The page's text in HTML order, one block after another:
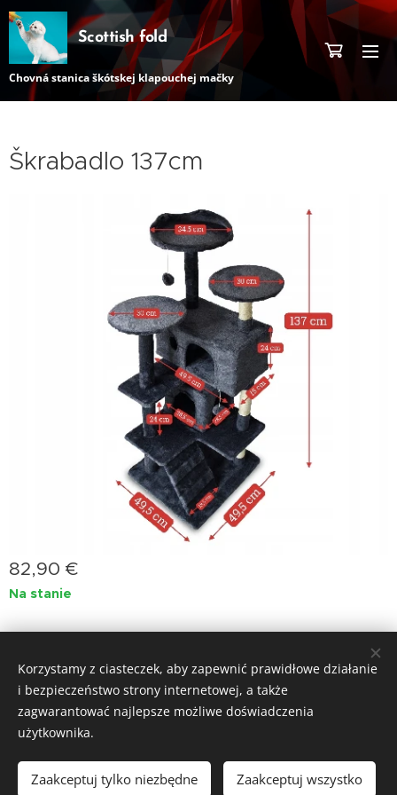
Scottish fold
Chovná stanica škótskej klapouchej mačky
Škrabadlo 137cm
82,90 €
Na stanie
Włóż do koszyka
jasminprincess Ciasteczka
Języki
Slovenčina
Deutsch English Polski Magyar
Korzystamy z ciasteczek, aby zapewnić prawidłowe działanie
i bezpieczeństwo strony internetowej, a także
zagwarantować najlepsze możliwe doświadczenia
użytkownika.
Zaakceptuj tylko niezbędne Zaakceptuj wszystko